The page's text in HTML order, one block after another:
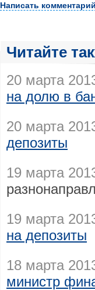
Написать комментарий
Читайте
20 марта
на долю в
20 марта
депозиты
19 марта
19 марта
на депозиты
18 марта
министр